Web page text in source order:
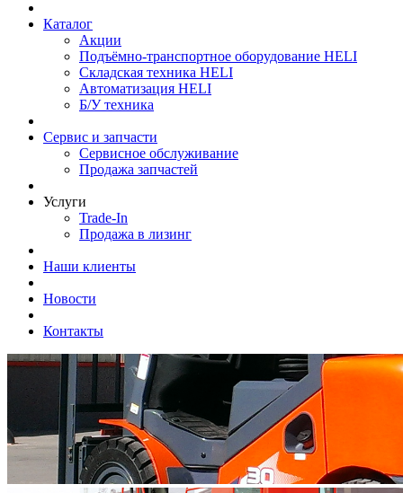
Каталог
Акции
Подъёмно-транспортное оборудование HELI
Складская техника HELI
Автоматизация HELI
Б/У техника
Сервис и запчасти
Сервисное обслуживание
Продажа запчастей
Услуги
Trade-In
Продажа в лизинг
Наши клиенты
Новости
Контакты